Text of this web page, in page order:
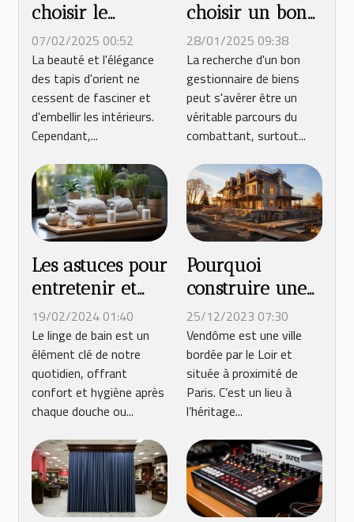
choisir le
meilleur service
de nettoyage
pour vos tapis
d'orient
07/02/2025 00:52
La beauté et l'élégance
des tapis d'orient ne
cessent de fasciner et
d'embellir les intérieurs.
Cependant,...
choisir un bon
gestionnaire de
biens dans la
périphérie
urbaine
28/01/2025 09:38
La recherche d'un bon
gestionnaire de biens
peut s'avérer être un
véritable parcours du
combattant, surtout...
Les astuces pour
entretenir et
prolonger la
durée de vie de
votre linge de
bain
19/02/2024 01:40
Le linge de bain est un
élément clé de notre
quotidien, offrant
confort et hygiène après
chaque douche ou...
Pourquoi
construire une
maison à
Vendôme ?
25/12/2023 07:30
Vendôme est une ville
bordée par le Loir et
située à proximité de
Paris. C’est un lieu à
l’héritage...